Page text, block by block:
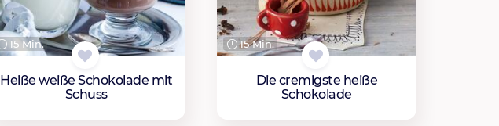
15 Min.
Heiße weiße Schokolade mit
Schuss
15 Min.
Die cremigste heiße
Schokolade